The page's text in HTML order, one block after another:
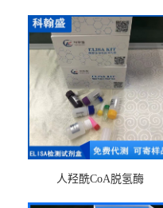
人羟酰CoA脱氢酶